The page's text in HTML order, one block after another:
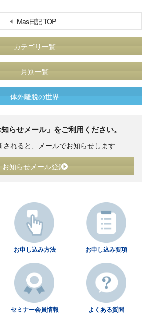
Mas日記 TOP
カテゴリ一覧
月別一覧
体外離脱の世界
らせメール」をご利用ください。
されると、メールでお知らせします
お知らせメール登録
お申し込み方法 お申し込み要項
セミナー会員情報
よくある質問